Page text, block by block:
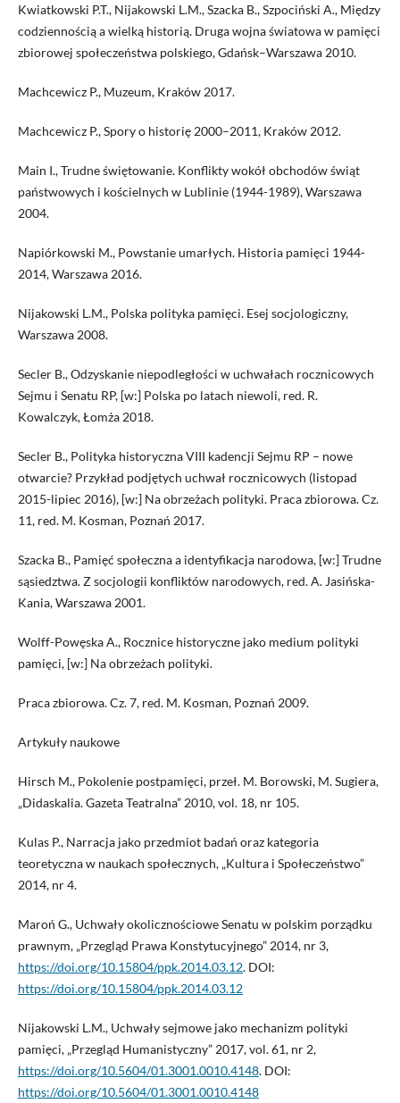
Kwiatkowski P.T., Nijakowski L.M., Szacka B., Szpociński A., Między
codziennością a wielką historią. Druga wojna światowa w pamięci
zbiorowej społeczeństwa polskiego, Gdańsk–Warszawa 2010.
Machcewicz P., Muzeum, Kraków 2017.
Machcewicz P., Spory o historię 2000–2011, Kraków 2012.
Main I., Trudne świętowanie. Konflikty wokół obchodów świąt
państwowych i kościelnych w Lublinie (1944-1989), Warszawa
2004.
Napiórkowski M., Powstanie umarłych. Historia pamięci 1944-
2014, Warszawa 2016.
Nijakowski L.M., Polska polityka pamięci. Esej socjologiczny,
Warszawa 2008.
Secler B., Odzyskanie niepodległości w uchwałach rocznicowych
Sejmu i Senatu RP, [w:] Polska po latach niewoli, red. R.
Kowalczyk, Łomża 2018.
Secler B., Polityka historyczna VIII kadencji Sejmu RP – nowe
otwarcie? Przykład podjętych uchwał rocznicowych (listopad
2015-lipiec 2016), [w:] Na obrzeżach polityki. Praca zbiorowa. Cz.
11, red. M. Kosman, Poznań 2017.
Szacka B., Pamięć społeczna a identyfikacja narodowa, [w:] Trudne
sąsiedztwa. Z socjologii konfliktów narodowych, red. A. Jasińska-
Kania, Warszawa 2001.
Wolff-Powęska A., Rocznice historyczne jako medium polityki
pamięci, [w:] Na obrzeżach polityki.
Praca zbiorowa. Cz. 7, red. M. Kosman, Poznań 2009.
Artykuły naukowe
Hirsch M., Pokolenie postpamięci, przeł. M. Borowski, M. Sugiera,
„Didaskalia. Gazeta Teatralna” 2010, vol. 18, nr 105.
Kulas P., Narracja jako przedmiot badań oraz kategoria
teoretyczna w naukach społecznych, „Kultura i Społeczeństwo”
2014, nr 4.
Maroń G., Uchwały okolicznościowe Senatu w polskim porządku
prawnym, „Przegląd Prawa Konstytucyjnego” 2014, nr 3,
https://doi.org/10.15804/ppk.2014.03.12. DOI:
https://doi.org/10.15804/ppk.2014.03.12
Nijakowski L.M., Uchwały sejmowe jako mechanizm polityki
pamięci, „Przegląd Humanistyczny” 2017, vol. 61, nr 2,
https://doi.org/10.5604/01.3001.0010.4148. DOI:
https://doi.org/10.5604/01.3001.0010.4148